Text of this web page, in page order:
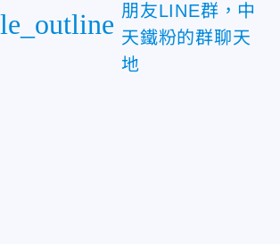
朋友LINE群，中
天鐵粉的群聊天
地